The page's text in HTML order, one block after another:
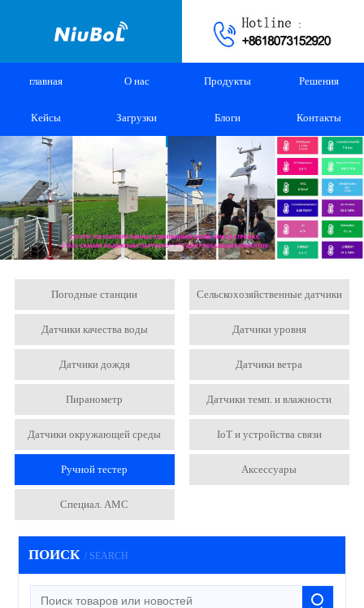
главная О нас Продукты Решения
Кейсы Загрузки Блоги Контакты
Погодные станции Сельскохозяйственные датчики
Датчики качества воды Датчики уровня
Датчики дождя Датчики ветра
Пиранометр Датчики темп. и влажности
Датчики окружающей среды IoT и устройства связи
Ручной тестер Аксессуары
Специал. АМС
ПОИСК / SEARCH